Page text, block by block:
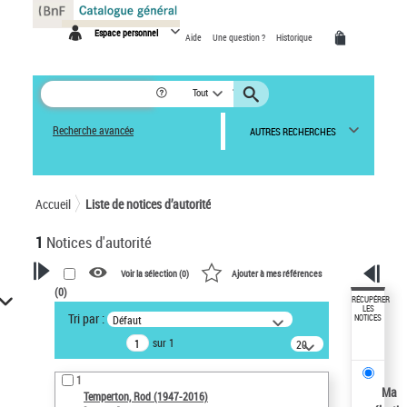
Espace personnel Aide Une question ? Historique
Tout
Recherche avancée AUTRES RECHERCHES
Accueil Liste de notices d’autorité
1 Notices d'autorité
VOTRE RECHERCHE
Recherche avancée dans les
notices d’autorité
Œuvres liées à l'auteur :
Temperton, Rod (1947-2016)
Voir la sélection (0) Ajouter à mes références
(0)
Tri par : Défaut
sur 1
20
résultats/page
1
Temperton, Rod (1947-2016)
RÉCUPÉRER
LES
NOTICES
Ma
Panneau de gestion des cookies